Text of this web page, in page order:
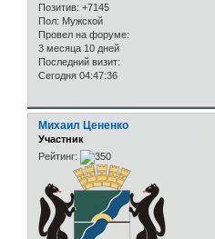
Позитив: +7145
Пол: Мужской
Провел на форуме:
3 месяца 10 дней
Последний визит:
Сегодня 04:47:36
Михаил Цененко
Участник
Рейтинг: